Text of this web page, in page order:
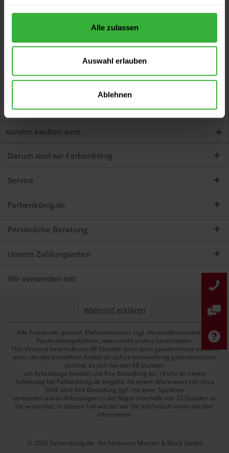
Alle zulassen
Auswahl erlauben
Ablehnen
Beschreibung
Mixol Uni-Abtönkonzentrat (ME2 Silber) Zum Abtönen von
Dispersions- und Alkydharzfarben. Zum...mehr
Jetzt Bewertungen zum Artikel lesen...mehr
Kunden kauften auch
Darum sind wir Farbenkönig
Service
Farbenkönig.de
Persönliche Beratung
Unsere Zahlungsarten
Wir versenden mit
Widerruf erklären
Alle Preise inkl. gesetzl. Mehrwertsteuer zzgl. Versandkostenund ggf.
Nachnahmegebühren, wenn nicht anders beschrieben.
*Ein Versand innerhalb von 48 Stunden kann dann gewährleistet werden,
wenn der/die bestellte/n Artikel als sofort versandfertig gekennzeichnet
ist/sind, es sich bei den 48 Stunden
um Arbeitstage handelt und Ihre Bestellung bis 14 Uhr an einem
Arbeitstag bei Farbenkönig.de eingeht. Ab einem Warenwert von circa
300€ wird Ihre Bestellung ggf. mit einer Spedition
versendet und an Arbeistagen in der Regel innerhalb von 72 Stunden an
Sie versendet. In diesem Fall würden wir Sie telefonisch vorab darüber
informieren.
© 2026 Farbenkönig.de - Ihr Farbraum Metzler & Block GmbH